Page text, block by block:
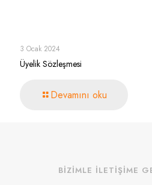
3 Ocak 2024
Üyelik Sözleşmesi
Devamını oku
BİZİMLE İLETİŞİME